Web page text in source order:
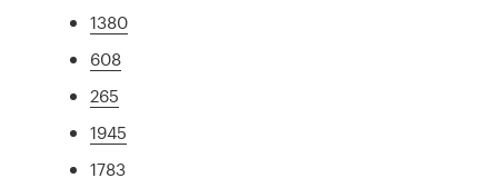
1380
608
265
1945
1783